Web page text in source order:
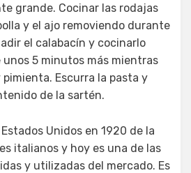
grande. Cocinar las rodajas
y el ajo removiendo durante
el calabacín y cocinarlo
5 minutos más mientras
pimienta. Escurra la pasta y
de la sartén.
Unidos en 1920 de la
italianos y hoy es una de las
y utilizadas del mercado. Es